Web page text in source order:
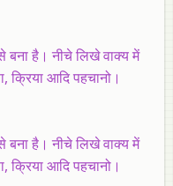
बना है। नीचे लिखे वाक्य में
क्रिया आदि पहचानो।
बना है। नीचे लिखे वाक्य में
क्रिया आदि पहचानो।